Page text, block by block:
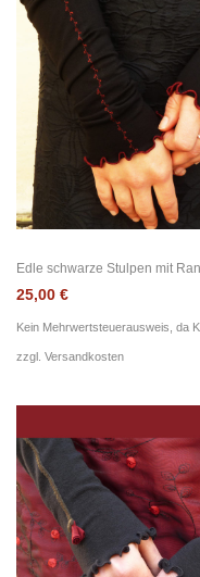
Edle schwarze Stulpen mit
25,00 €
Kein Mehrwertsteuerausweis, da
zzgl. Versandkosten